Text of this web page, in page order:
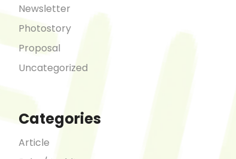
Newsletter
Photostory
Proposal
Uncategorized
Categories
Article